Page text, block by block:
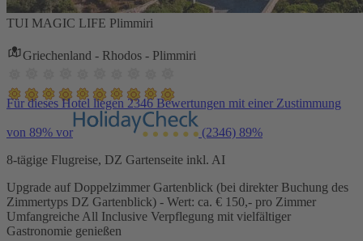
TUI MAGIC LIFE Plimmiri
Griechenland - Rhodos - Plimmiri
Für dieses Hotel liegen 2346 Bewertungen mit einer Zustimmung
von 89% vor (2346) 89%
8-tägige Flugreise, DZ Gartenseite inkl. AI
Upgrade auf Doppelzimmer Gartenblick (bei direkter Buchung des
Zimmertyps DZ Gartenblick) - Wert: ca. € 150,- pro Zimmer
Umfangreiche All Inclusive Verpflegung mit vielfältiger
Gastronomie genießen